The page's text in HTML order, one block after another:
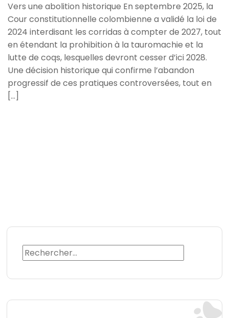
Vers une abolition historique En septembre 2025, la
Cour constitutionnelle colombienne a validé la loi de
2024 interdisant les corridas à compter de 2027, tout
en étendant la prohibition à la tauromachie et la
lutte de coqs, lesquelles devront cesser d’ici 2028.
Une décision historique qui confirme l’abandon
progressif de ces pratiques controversées, tout en
[…]